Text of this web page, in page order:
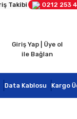
Takibi 0212 253
Giriş Yap | Üye ol
ile Bağlan
Data Kablosu Kargo